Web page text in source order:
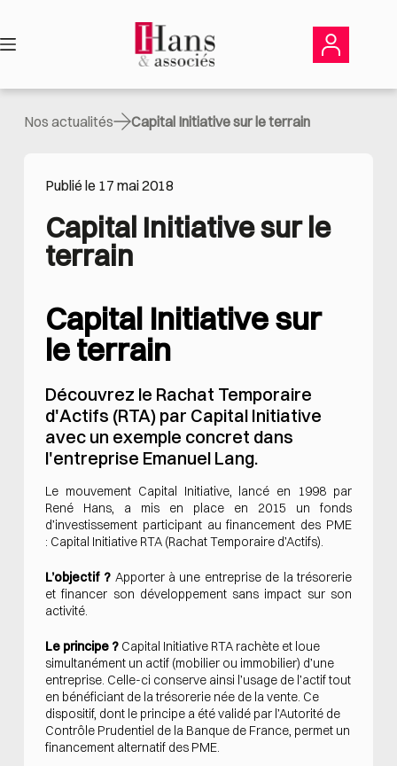
contenu
Nos actualités Capital Initiative sur le terrain
Publié le 17 mai 2018
Capital Initiative sur le
terrain
Capital Initiative sur
le terrain
Découvrez le Rachat Temporaire
d'Actifs (RTA) par Capital Initiative
avec un exemple concret dans
l'entreprise Emanuel Lang.
Le mouvement Capital Initiative, lancé en 1998 par
René Hans, a mis en place en 2015 un fonds
d’investissement participant au financement des PME
: Capital Initiative RTA (Rachat Temporaire d’Actifs).
L’objectif ? Apporter à une entreprise de la trésorerie
et financer son développement sans impact sur son
activité.
Le principe ?Capital Initiative RTA rachète et loue
simultanément un actif (mobilier ou immobilier) d’une
entreprise. Celle-ci conserve ainsi l’usage de l’actif tout
en bénéficiant de la trésorerie née de la vente. Ce
dispositif, dont le principe a été validé par l’Autorité de
Contrôle Prudentiel de la Banque de France, permet un
financement alternatif des PME.